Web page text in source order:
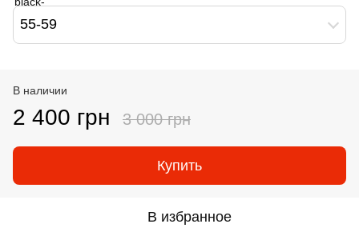
55-59
В наличии
2 400 грн 3 000 грн
Купить
В избранное